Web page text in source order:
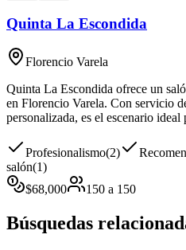
Quinta La Escondida
Florencio Varela
Quinta La Escondida ofrece un
en Florencio Varela. Con servicio
personalizada, es el escenario ideal
Profesionalismo(2)
salón(1)
$68,000 150 a 150
Búsquedas